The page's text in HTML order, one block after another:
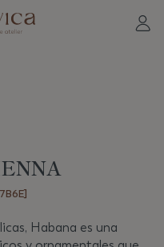
Habana es una